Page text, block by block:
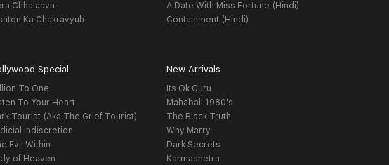
Chhalaava
Ka Chakravyuh
A Date With Miss Fortune (Hindi)
Containment (Hindi)
Special
To One
To Your Heart
Tourist (Aka The Grief Tourist)
Indiscretion
Evil Within
of Heaven
New Arrivals
Its Ok Guru
Mahabali 1980's
The Black Truth
Why Marry
Dark Secrets
Karmashetra